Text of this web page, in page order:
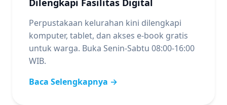
Perpustakaan kelurahan kini dilengkapi
komputer, tablet, dan akses e-book gratis
untuk warga. Buka Senin-Sabtu 08:00-16:00
WIB.
Baca Selengkapnya →